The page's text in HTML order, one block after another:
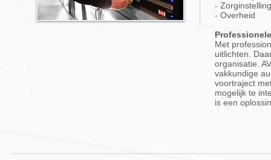
-
- Overheid
Met
uitlichten.
organisatie.
vakkundige
voortraject
mogelijk te
is een